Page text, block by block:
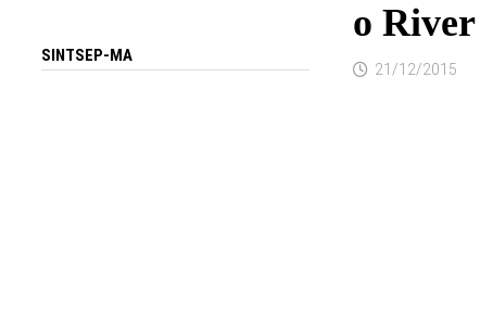
o River
21/12/2015
SINTSEP-MA